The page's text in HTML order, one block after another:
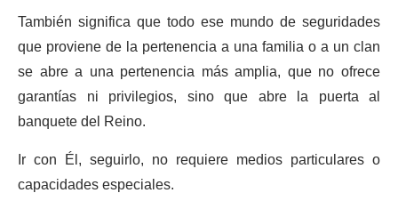
También significa que todo ese mundo de seguridades
que proviene de la pertenencia a una familia o a un clan
se abre a una pertenencia más amplia, que no ofrece
garantías ni privilegios, sino que abre la puerta al
banquete del Reino.
Ir con Él, seguirlo, no requiere medios particulares o
capacidades especiales.